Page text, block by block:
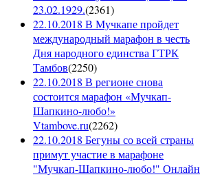
23.02.1929.(2361)
22.10.2018 В Мучкапе пройдет
международный марафон в честь
Дня народного единства ГТРК
Тамбов(2250)
22.10.2018 В регионе снова
состоится марафон «Мучкап-
Шапкино-любо!»
Vtambove.ru(2262)
22.10.2018 Бегуны со всей страны
примут участие в марафоне
"Мучкап-Шапкино-любо!" Онлайн